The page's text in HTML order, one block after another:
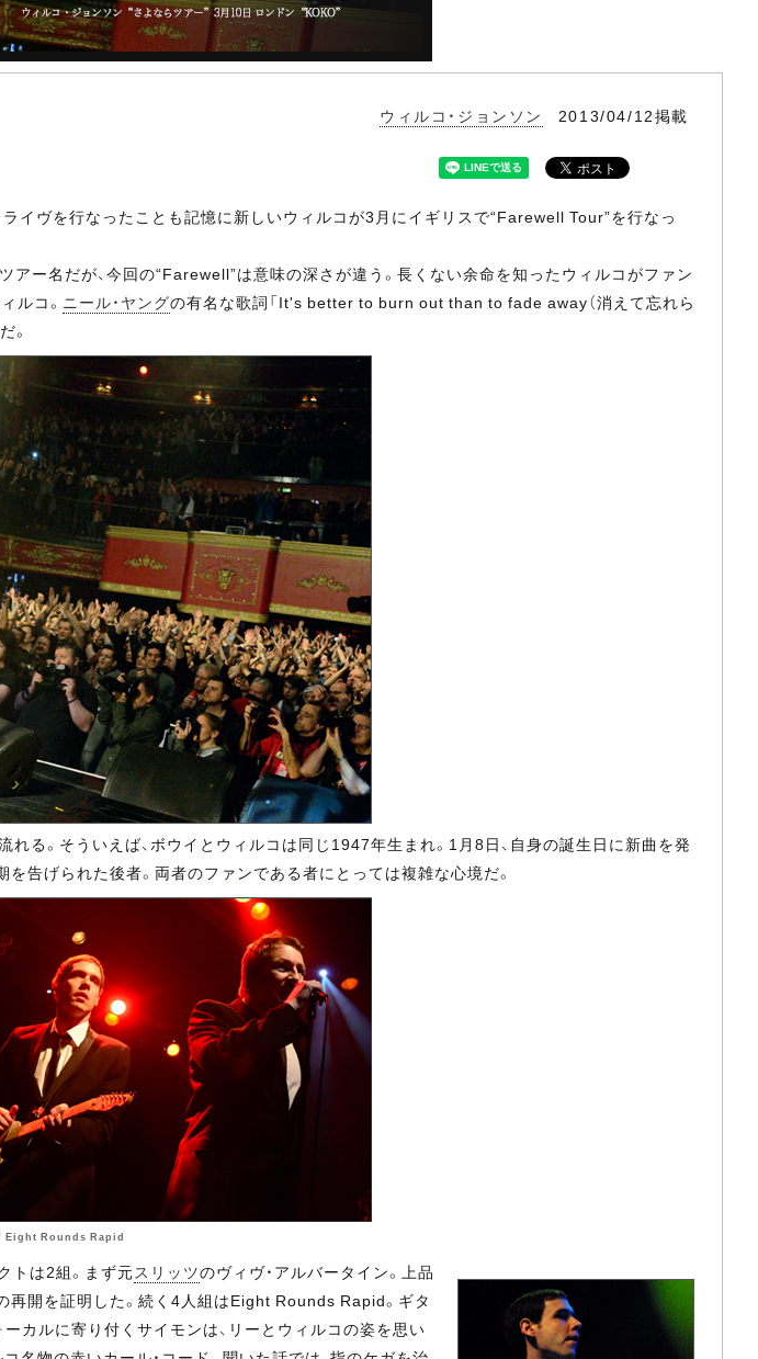
ウィルコ・ジョンソン 2013/04/12掲載
ライヴを行なったことも記憶に新しいウィルコが3月にイギリスで“Farewell Tour”を行なっ
ー名だが、今回の“Farewell”は意味の深さが違う。長くない余命を知ったウィルコがファン
ルコ。 ニール・ヤングの有名な歌詞「It's better to burn out than to fade away（消えて忘れら
。
れる。そういえば、ボウイとウィルコは同じ1947年生まれ。1月8日、自身の誕生日に新曲を発
告げられた後者。両者のファンである者にとっては複雑な心境だ。
Rounds Rapid
トは2組。まず元スリッツのヴィヴ・アルバータイン。上品
再開を証明した。続く4人組はEight Rounds Rapid。ギタ
カルに寄り付くサイモンは、リーとウィルコの姿を思い